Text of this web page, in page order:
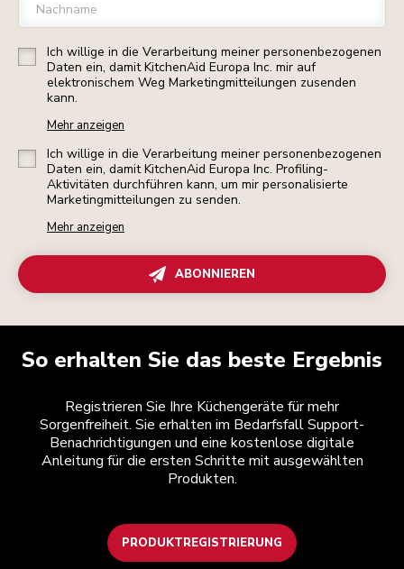
Nachname
Ich willige in die Verarbeitung meiner personenbezogenen
Daten ein, damit KitchenAid Europa Inc. mir auf
elektronischem Weg Marketingmitteilungen zusenden
kann.
Mehr anzeigen
Ich willige in die Verarbeitung meiner personenbezogenen
Daten ein, damit KitchenAid Europa Inc. Profiling-
Aktivitäten durchführen kann, um mir personalisierte
Marketingmitteilungen zu senden.
Mehr anzeigen
ABONNIEREN
So erhalten Sie das beste Ergebnis
Registrieren Sie Ihre Küchengeräte für mehr
Sorgenfreiheit. Sie erhalten im Bedarfsfall Support-
Benachrichtigungen und eine kostenlose digitale
Anleitung für die ersten Schritte mit ausgewählten
Produkten.
PRODUKTREGISTRIERUNG